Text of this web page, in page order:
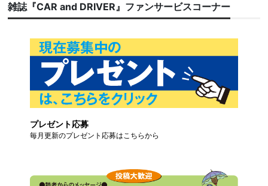
雑誌『CAR and DRIVER』ファンサービスコーナー
プレゼント応募
毎月更新のプレゼント応募はこちらから